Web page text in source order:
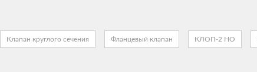
Клапан круглого сечения Фланцевый клапан КЛОП-2 НО